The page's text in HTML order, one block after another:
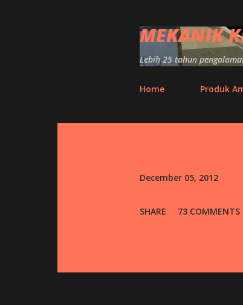
MEKANIK
Lebih 25 tahun
Home Produk
December 05, 2012
SHARE 73 COMMENTS